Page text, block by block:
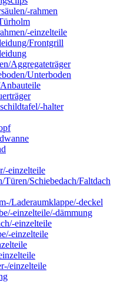
rahmen
einzelteile
Frontgrill
Aggregateträger
Unterboden
halter
einzelteile
Türen/Schiebedach/Faltdach
Laderaumklappe/-deckel
einzelteile/-dämmung
einzelteile
einzelteile
einzelteile